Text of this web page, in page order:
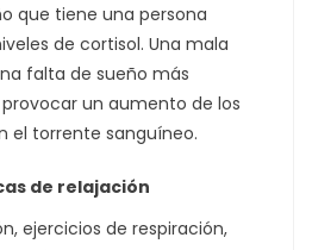
que tiene una persona
de cortisol. Una mala
falta de sueño más
un aumento de los
el torrente sanguíneo.
de relajación
ejercicios de respiración,